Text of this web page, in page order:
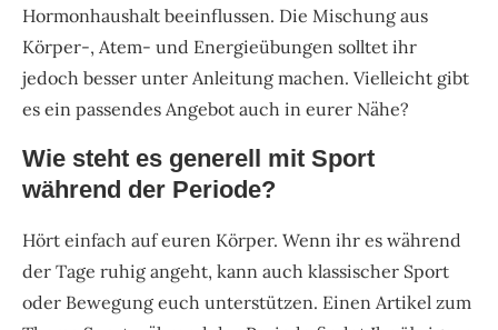
Hormonhaushalt beeinflussen. Die Mischung aus
Körper-, Atem- und Energieübungen solltet ihr
jedoch besser unter Anleitung machen. Vielleicht gibt
es ein passendes Angebot auch in eurer Nähe?
Wie steht es generell mit Sport
während der Periode?
Hört einfach auf euren Körper. Wenn ihr es während
der Tage ruhig angeht, kann auch klassischer Sport
oder Bewegung euch unterstützen. Einen Artikel zum